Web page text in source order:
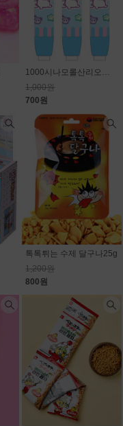
1000시나모롤산리오노크식지우개
1,000원
700원
톡톡튀는 수제 달구나25g
1,200원
800원